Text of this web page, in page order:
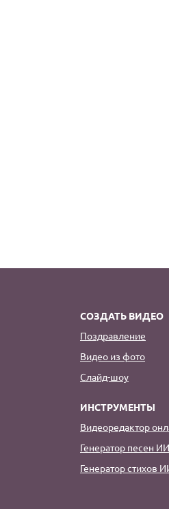
СОЗДАТЬ ВИДЕО
Поздравление
Видео из фото
Слайд-шоу
ИНСТРУМЕНТЫ
Видеоредактор
Генератор песен ИИ
Генератор стихов